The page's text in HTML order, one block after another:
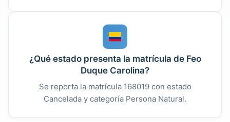
¿Qué estado presenta la matrícula de Feo
Duque Carolina?
Se reporta la matrícula 168019 con estado
Cancelada y categoría Persona Natural.